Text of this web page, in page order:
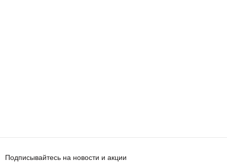
Подписывайтесь на новости и акции